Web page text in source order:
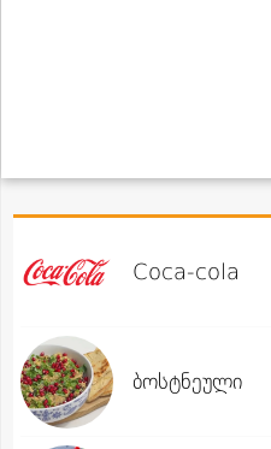
Coca-cola
ბოსტნეული